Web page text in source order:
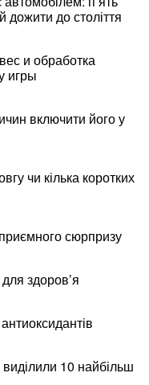
дожити до століття
и обработка
игры
включити його у
чи кілька коротких
сюрпризу
здоров’я
виділили 10 найбільш